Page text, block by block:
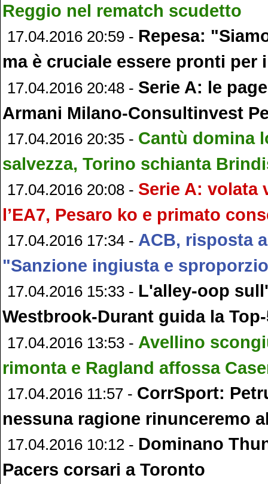
Reggio nel rematch scudetto
17.04.2016 20:59 - Repesa:
ma è cruciale essere pronti per
17.04.2016 20:48 - Serie A: le
Armani Milano-Consultinvest
17.04.2016 20:35 - Cantù domina
salvezza, Torino schianta
17.04.2016 20:08 - Serie A: volata
l’EA7, Pesaro ko e primato
17.04.2016 17:34 - ACB, risposta
"Sanzione ingiusta e
17.04.2016 15:33 - L'alley-oop
Westbrook-Durant guida la
17.04.2016 13:53 - Avellino
rimonta e Ragland affossa
17.04.2016 11:57 - CorrSport:
nessuna ragione rinunceremo
17.04.2016 10:12 - Dominano
Pacers corsari a Toronto